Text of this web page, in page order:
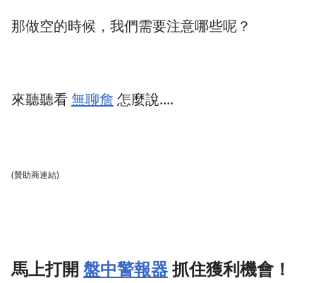
那做空的時候，我們需要注意哪些呢？
來聽聽看無聊詹怎麼說....
(贊助商連結)
馬上打開 盤中警報器抓住獲利機會！